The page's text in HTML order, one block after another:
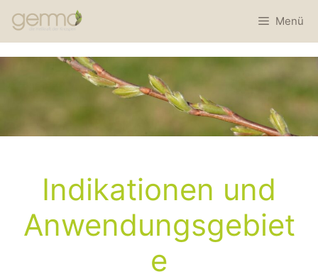
Menü
Indikationen und
Anwendungsgebiet
e